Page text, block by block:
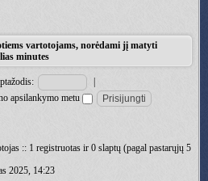
vartotojams, norėdami jį matyti
minutes
|
apsilankymo metu
:: 1 registruotas ir 0 slaptų (pagal pastarųjų 5
2025, 14:23